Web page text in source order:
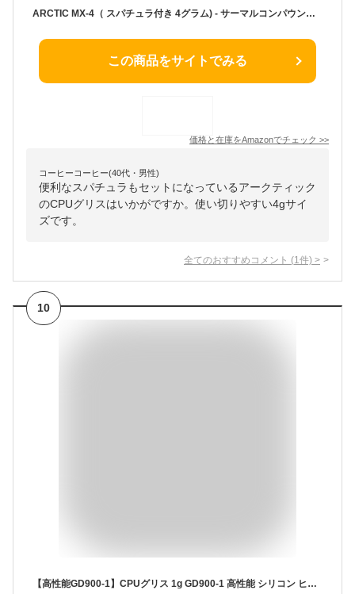
ARCTIC MX-4（ スパチュラ付き 4グラム) - サーマルコンパウンドペースト カーボンベースのハイパフォーマンスヒートシンクペースト サーマルコンパウンド CPUの全てのクーラー用
この商品をサイトでみる
価格と在庫をAmazonでチェック >>
コーヒーコーヒー(40代・男性)
便利なスパチュラもセットになっているアークティック
のCPUグリスはいかがですか。使い切りやすい4gサイ
ズです。
全てのおすすめコメント (1 件) >
10
【高性能GD900-1】CPUグリス 1g GD900-1 高性能 シリコン ヒートシンク x 1本 【メカニックサポート】 熱伝導率6.0W/m 高性能